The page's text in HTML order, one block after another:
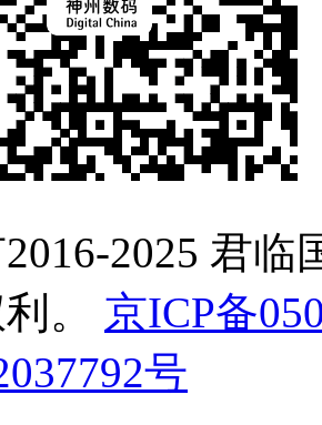
2025 君临
。
京ICP备
号